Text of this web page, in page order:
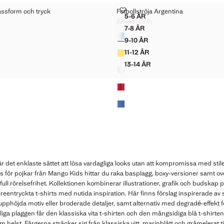
LÖS PASSFORM OCH TRYCK
LÖS PASSFORM OCH TRYCK
LÖS PASSFORM OCH TRYCK
LÖS PASSFORM OCH TRYCK
LÖS PASSFORM OCH TRYCK
och tryck
PASSFORM OCH TRYCK
[129 kr ]
]
Storlekar
5-6 ÅRFOTBOLLSTRÖJA
7-8 ÅRFOTBOLLSTRÖJA
9-10 ÅRFOTBOLLSTRÖJA
11-12 ÅRFOTBOLLSTRÖJA
13-14 ÅRFOTBOLLSTRÖJA
Fotbollströja Argentina
FOTBOLLSTRÖJA ARGENTINA
Ursprungligt pris överstruket [229 kr ]
229 kr
Gällande pris [149 kr ]
149 kr
Färger
det enklaste sättet att lösa vardagliga looks utan att kompromissa med
pojkar från Mango Kids hittar du raka basplagg, boxy-versioner samt
rörelsefrihet. Kollektionen kombinerar illustrationer, grafik och budskap
t-shirts med nutida inspiration. Här finns förslag inspirerade
motiv eller broderade detaljer, samt alternativ med degradé-effekt
plaggen får den klassiska vita t-shirten och den mångsidiga blå t-